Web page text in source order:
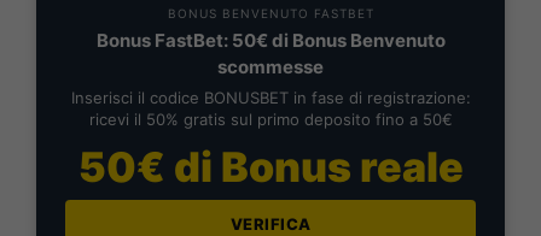
BONUS BENVENUTO FASTBET
Bonus FastBet: 50€ di Bonus Benvenuto
scommesse
Inserisci il codice BONUSBET in fase di registrazione:
ricevi il 50% gratis sul primo deposito fino a 50€
50€ di Bonus reale
VERIFICA